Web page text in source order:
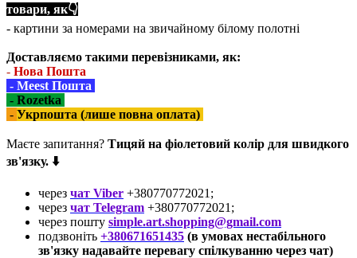
товари, як👇
- картини за номерами на звичайному білому полотні
Доставляємо такими перевізниками, як:
- Нова Пошта
- Meest Пошта
- Rozetka
- Укрпошта (лише повна оплата)
Маєте запитання? Тицяй на фіолетовий колір для швидкого
зв'язку. ⬇️
через чат Viber +380770772021;
через чат Telegram +380770772021;
через пошту simple.art.shopping@gmail.com
подзвоніть +380671651435 (в умовах нестабільного
зв'язку надавайте перевагу спілкуванню через чат)